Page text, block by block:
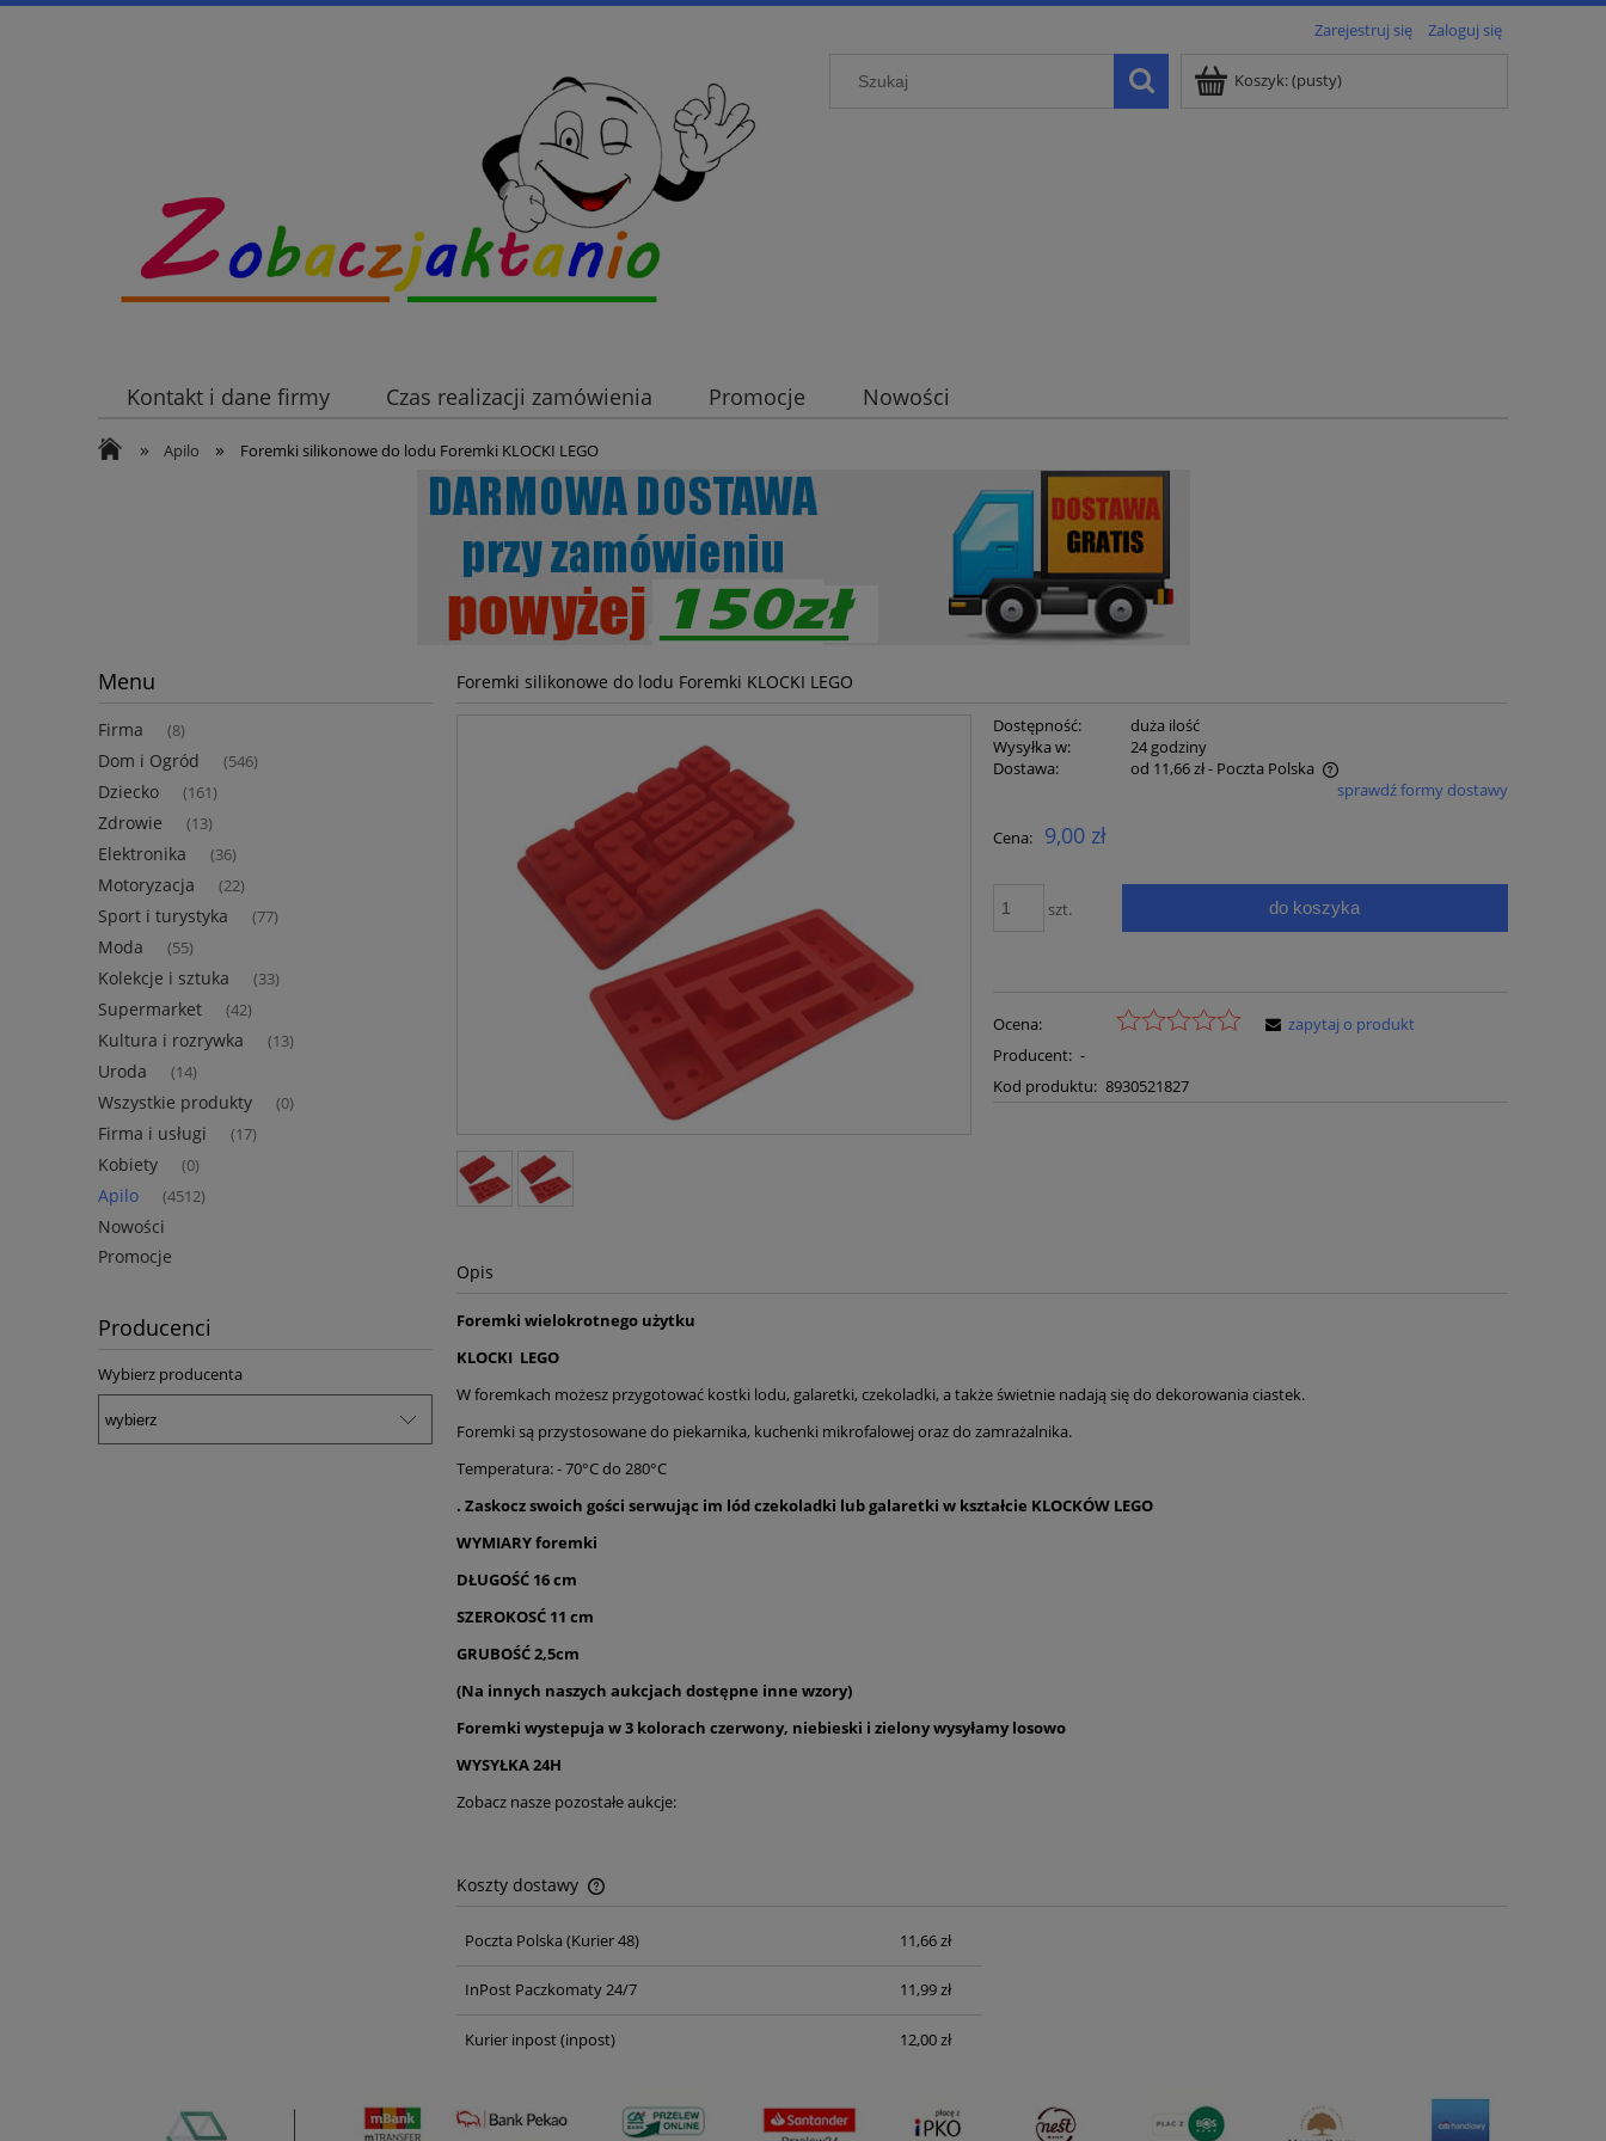
Zarejestruj się Zaloguj się
Koszyk:(pusty)
Kontakt i dane firmy Czas realizacji zamówienia Promocje Nowości
» Apilo » Foremki silikonowe do lodu Foremki KLOCKI LEGO
Menu
Firma (8)
Dom i Ogród (546)
Dziecko (161)
Zdrowie (13)
Elektronika (36)
Motoryzacja (22)
Sport i turystyka (77)
Moda (55)
Kolekcje i sztuka (33)
Supermarket (42)
Kultura i rozrywka (13)
Uroda (14)
Wszystkie produkty (0)
Firma i usługi (17)
Kobiety (0)
Apilo (4512)
Nowości
Promocje
Producenci
Wybierz producenta
Foremki silikonowe do lodu Foremki KLOCKI LEGO
Dostępność:
duża ilość
Wysyłka w:
24 godziny
Dostawa:
od 11,66 zł- Poczta Polska
płatności
sprawdź formy dostawy
Cena: 9,00 zł
szt. do koszyka
Ocena:
Producent: -
Kod produktu: 8930521827
zapytaj o produkt
Opis
Foremki wielokrotnego użytku
KLOCKI LEGO
W foremkach możesz przygotować kostki lodu, galaretki, czekoladki, a także świetnie nadają się do dekorowania ciastek.
Foremki są przystosowane do piekarnika, kuchenki mikrofalowej oraz do zamrażalnika.
Temperatura: - 70°C do 280°C
. Zaskocz swoich gości serwując im lód czekoladki lub galaretki w kształcie KLOCKÓW LEGO
WYMIARY foremki
DŁUGOŚĆ 16cm
SZEROKOSĆ 11 cm
GRUBOŚĆ 2,5cm
(Na innych naszych aukcjach dostępne inne wzory)
Foremki wystepuja w 3 kolorach czerwony, niebieski i zielony wysyłamy losowo
WYSYŁKA 24H
Zobacz nasze pozostałe aukcje:
Koszty dostawy
Cena nie zawiera ewentualnych kosztów
Poczta Polska (Kurier 48) 11,66 zł
InPost Paczkomaty 24/7 11,99 zł
Kurier inpost(inpost) 12,00 zł